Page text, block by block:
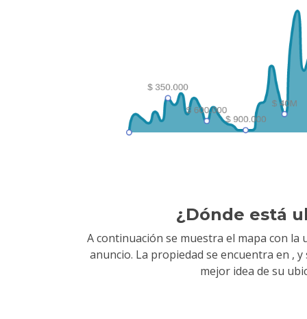
¿Dónde está
A continuación se muestra el mapa con la
anuncio. La propiedad se encuentra en ,
mejor idea de su